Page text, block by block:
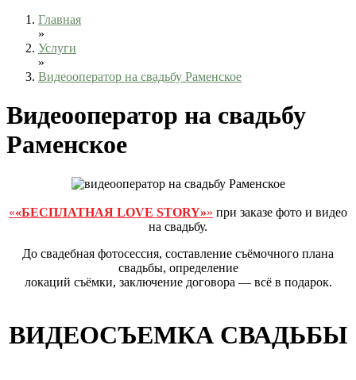
Главная
»
Услуги
»
Видеооператор на свадьбу Раменское
Видеооператор на свадьбу
Раменское
««БЕСПЛАТНАЯ LOVE STORY»» при заказе фото и видео
на свадьбу.
До свадебная фотосессия, составление съёмочного плана
свадьбы, определение
локаций съёмки, заключение договора — всё в подарок.
ВИДЕОСЪЕМКА СВАДЬБЫ